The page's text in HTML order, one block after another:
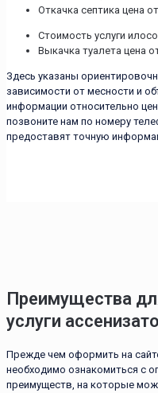
Откачка септика цена
Стоимость услуги
Выкачка туалета цена
Здесь указаны
зависимости от месности и
информации относительно
позвоните нам по номеру
предоставят точную
Преимущества
услуги
Прежде чем оформить на
необходимо ознакомиться с
преимуществ, на которые